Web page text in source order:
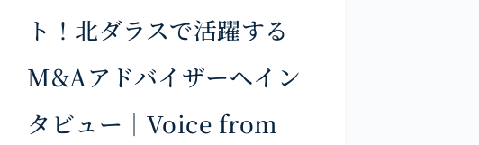
ト！北ダラスで活躍する
M&Aアドバイザーへイン
タビュー｜Voice from